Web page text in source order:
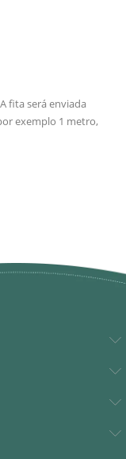
fita será enviada
exemplo 1 metro,